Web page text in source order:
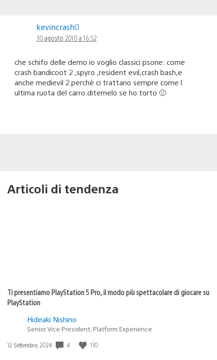
kevincrash0
30 agosto 2010 a 16:52
che schifo delle demo io voglio classici psone: come
crash bandicoot 2 ,spyro ,resident evil,crash bash,e
anche medievil 2.perchè ci trattano sempre come l
ultima ruota del carro.ditemelo se ho torto 🙁
Articoli di tendenza
Ti presentiamo PlayStation 5 Pro, il modo più spettacolare di giocare su
PlayStation
Hideaki Nishino
Senior Vice President, Platform Experience
Data
12 Settembre, 2024 4 130